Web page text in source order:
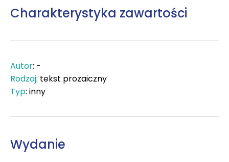
Charakterystyka zawartości
Autor: -
Rodzaj: tekst prozaiczny
Typ: inny
Wydanie